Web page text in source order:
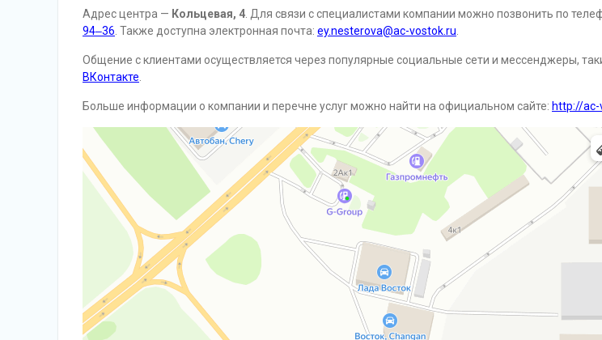
Адрес центра — Кольцевая, 4. Для связи с специалистами компании можно позвонить по
94‒36. Также доступна электронная почта: ey.nesterova@ac-vostok.ru.
Общение с клиентами осуществляется через популярные социальные сети и мессенджеры,
ВКонтакте.
Больше информации о компании и перечне услуг можно найти на официальном сайте: http://